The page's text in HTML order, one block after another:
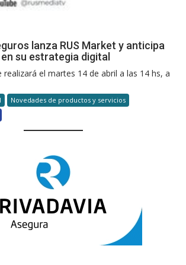
lanza RUS Market y anticipa
su estrategia digital
realizará el martes 14 de abril a las 14 hs, a
Novedades de productos y servicios